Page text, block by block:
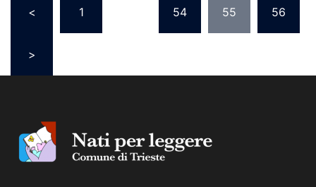
degli
articoli
< 1 54 55 56
>